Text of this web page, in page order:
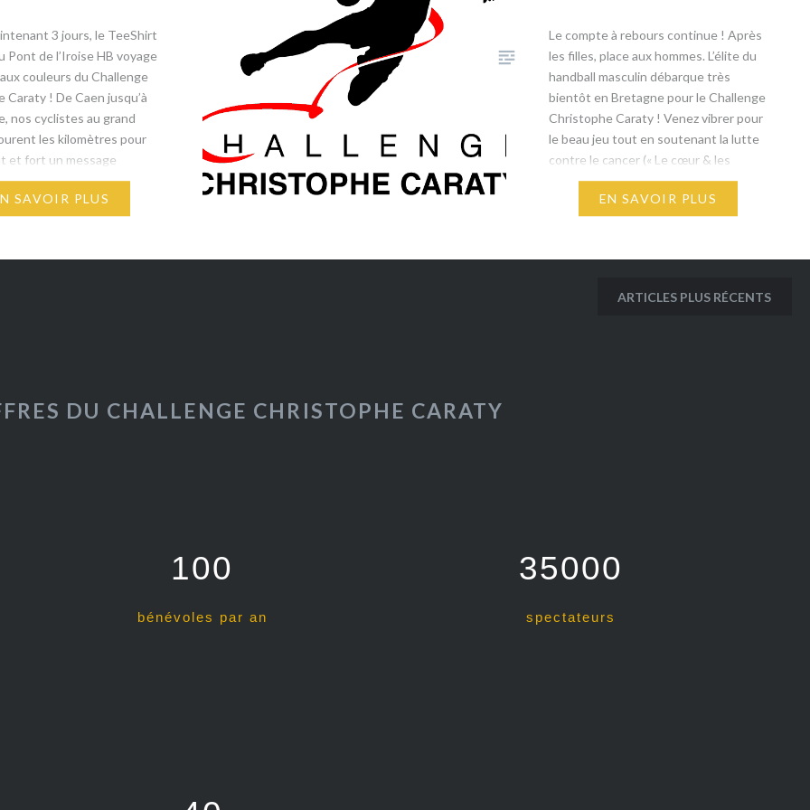
3 jours, le TeeShirt
Pont de l’Iroise HB voyage
couleurs du Challenge
Caraty ! ​De Caen jusqu’à
nos cyclistes au grand
les kilomètres pour
et fort un message
de solidarité. ​ Un immense
Gigi et leur super…
SAVOIR PLUS
​Le compte à rebours continue ! Après
les filles, place aux hommes. L’élite du
handball masculin débarque très
bientôt en Bretagne pour le Challenge
Christophe Caraty ! Venez vibrer pour
le beau jeu tout en soutenant la lutte
contre le cancer (« Le cœur & les
étoiles »). ​Découvrez le programme
complet de ce tournoi 100%
masculin…
EN SAVOIR PLUS
ARTICLES PLUS RÉCENTS
DU CHALLENGE CHRISTOPHE CARATY
100
bénévoles par an
35000
spectateurs